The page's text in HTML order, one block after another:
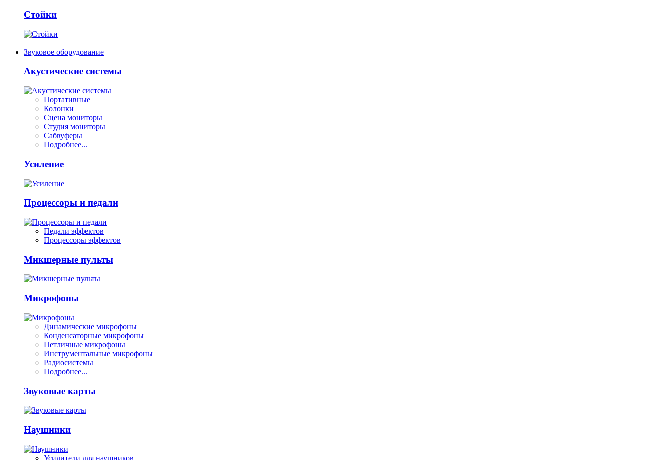
Стойки
+
Звуковое оборудование
Акустические системы
Портативные
Колонки
Сцена мониторы
Студия мониторы
Сабвуферы
Подробнее...
Усиление
Процессоры и педали
Педали эффектов
Процессоры эффектов
Микшерные пульты
Микрофоны
Динамические микрофоны
Конденсаторные микрофоны
Петличные микрофоны
Инструментальные микрофоны
Радиосистемы
Подробнее...
Звуковые карты
Наушники
Усилители для наушников